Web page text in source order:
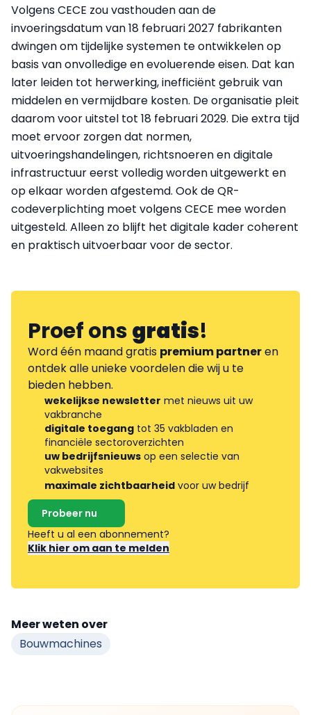
Volgens CECE zou vasthouden aan de
invoeringsdatum van 18 februari 2027 fabrikanten
dwingen om tijdelijke systemen te ontwikkelen op
basis van onvolledige en evoluerende eisen. Dat kan
later leiden tot herwerking, inefficiënt gebruik van
middelen en vermijdbare kosten. De organisatie pleit
daarom voor uitstel tot 18 februari 2029. Die extra tijd
moet ervoor zorgen dat normen,
uitvoeringshandelingen, richtsnoeren en digitale
infrastructuur eerst volledig worden uitgewerkt en
op elkaar worden afgestemd. Ook de QR-
codeverplichting moet volgens CECE mee worden
uitgesteld. Alleen zo blijft het digitale kader coherent
en praktisch uitvoerbaar voor de sector.
Proef onsgratis!
Word één maand gratis premium partneren
ontdek alle unieke voordelen die wij u te
bieden hebben.
wekelijkse newsletter met nieuws uit uw
vakbranche
digitale toegang tot 35 vakbladen en
financiële sectoroverzichten
uw bedrijfsnieuws op een selectie van
vakwebsites
maximale zichtbaarheid voor uw bedrijf
Probeer nu
Heeft u al een abonnement?
Klik hier om aan te melden
Meer weten over
Bouwmachines